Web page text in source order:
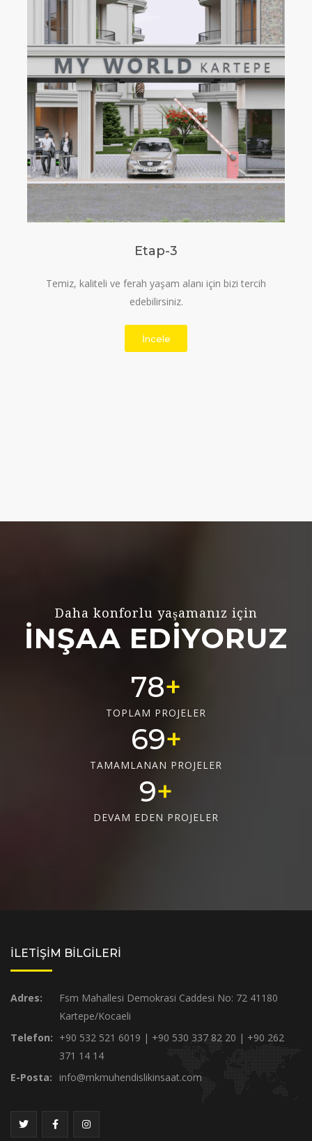
Etap-3
Temiz, kaliteli ve ferah yaşam alanı için bizi tercih
edebilirsiniz.
İncele
Daha konforlu yaşamanız için
İNŞAA EDİYORUZ
78
TOPLAM PROJELER
69
TAMAMLANAN PROJELER
9
DEVAM EDEN PROJELER
İLETİŞİM BİLGİLERİ
Adres:
Fsm Mahallesi Demokrasi Caddesi No: 72 41180
Kartepe/Kocaeli
Telefon: +90 532 521 6019 | +90 530 337 82 20 | +90 262
371 14 14
E-Posta:
info@mkmuhendislikinsaat.com